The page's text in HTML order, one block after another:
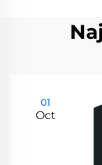
01
Oct